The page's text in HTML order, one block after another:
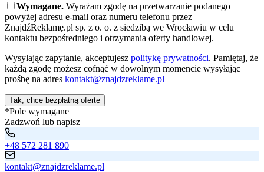
Wymagane. Wyrażam zgodę na przetwarzanie podanego
powyżej adresu e-mail oraz numeru telefonu przez
ZnajdźReklamę.pl sp. z o. o. z siedzibą we Wrocławiu w celu
kontaktu bezpośredniego i otrzymania oferty handlowej.
Wysyłając zapytanie, akceptujesz politykę prywatności. Pamiętaj, że
każdą zgodę możesz cofnąć w dowolnym momencie wysyłając
prośbę na adres kontakt@znajdzreklame.pl
Tak, chcę bezpłatną ofertę
*Pole wymagane
Zadzwoń lub napisz
+48 572 281 890
kontakt@znajdzreklame.pl